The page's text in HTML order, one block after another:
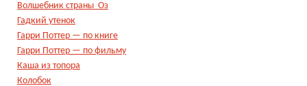
Волшебник страны Оз
Гадкий утенок
Гарри Поттер — по книге
Гарри Поттер — по фильму
Каша из топора
Колобок